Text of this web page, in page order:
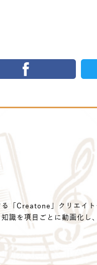
「Creatone」クリエイト
識を項目ごとに動画化し